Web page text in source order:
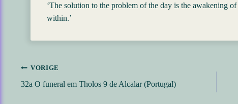
‘The solution to the problem of the day is the awakening
within.’
Bericht
navigatie
VORIGE
32a O funeral em Tholos 9 de Alcalar (Portugal)